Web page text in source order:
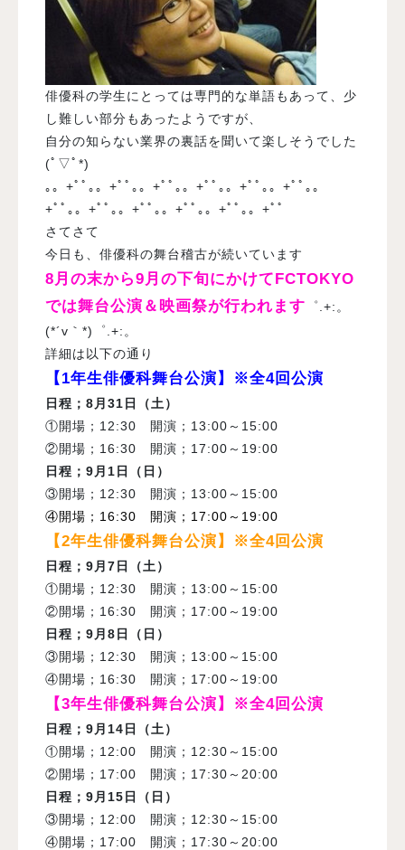
俳優科の学生にとっては専門的な単語もあって、少
し難しい部分もあったようですが、
自分の知らない業界の裏話を聞いて楽しそうでした
(ﾟ▽ﾟ*)
｡。+ﾟﾟ｡。+ﾟﾟ｡。+ﾟﾟ｡。+ﾟﾟ｡。+ﾟﾟ｡。+ﾟﾟ｡。
+ﾟﾟ｡。+ﾟﾟ｡。+ﾟﾟ｡。+ﾟﾟ｡。+ﾟﾟ｡。+ﾟﾟ
さてさて
今日も、俳優科の舞台稽古が続いています
8月の末から9月の下旬にかけてFCTOKYO
では舞台公演＆映画祭が行われます ゜.+:。
(*´v｀*)゜.+:。
詳細は以下の通り
【1年生俳優科舞台公演】※全4回公演
日程；8月31 日（土）
①開場； 12:30 開演； 13:00 ～ 15:00
②開場； 16:30 開演； 17:00 ～ 19:00
日程； 9 月 1 日（日）
③開場； 12:30 開演； 13:00 ～ 15:00
④開場； 16:30 開演； 17:00 ～ 19:00
【2年生俳優科舞台公演】※全4回公演
日程； 9 月 7 日（土）
①開場； 12:30 開演； 13:00 ～ 15:00
②開場； 16:30 開演； 17:00 ～ 19:00
日程； 9 月 8 日（日）
③開場； 12:30 開演； 13:00 ～ 15:00
④開場； 16:30 開演； 17:00 ～ 19:00
【3年生俳優科舞台公演】※全4回公演
日程 ； 9 月 14 日（土）
①開場； 12:00 開演； 12:30 ～ 15:00
②開場； 17:00 開演； 17:30 ～ 20:00
日程； 9 月 15 日（日）
③開場； 12:00 開演； 12:30 ～ 15:00
④開場； 17:00 開演； 17:30 ～ 20:00